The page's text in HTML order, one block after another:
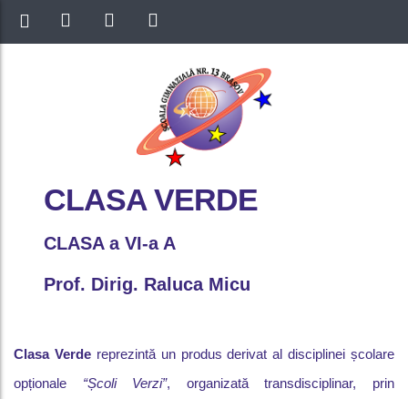
CLASA VERDE
CLASA a VI-a A
Prof. Dirig. Raluca Micu
Clasa Verdereprezintă un produs derivat al disciplinei școlare
opționale “Școli Verzi”, organizată transdisciplinar, prin